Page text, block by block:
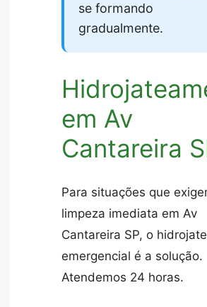
se formando
gradualmente.
em Av
Cantareira
Para situações que
limpeza imediata em Av
Cantareira SP, o
emergencial é a solução.
Atendemos 24 horas.